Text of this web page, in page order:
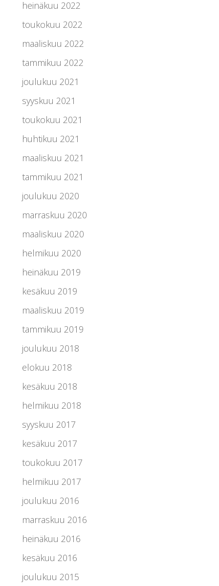
heinäkuu 2022
toukokuu 2022
maaliskuu 2022
tammikuu 2022
joulukuu 2021
syyskuu 2021
toukokuu 2021
huhtikuu 2021
maaliskuu 2021
tammikuu 2021
joulukuu 2020
marraskuu 2020
maaliskuu 2020
helmikuu 2020
heinäkuu 2019
kesäkuu 2019
maaliskuu 2019
tammikuu 2019
joulukuu 2018
elokuu 2018
kesäkuu 2018
helmikuu 2018
syyskuu 2017
kesäkuu 2017
toukokuu 2017
helmikuu 2017
joulukuu 2016
marraskuu 2016
heinäkuu 2016
kesäkuu 2016
joulukuu 2015